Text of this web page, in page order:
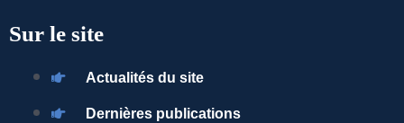
Sur le site
Actualités du site
Dernières publications